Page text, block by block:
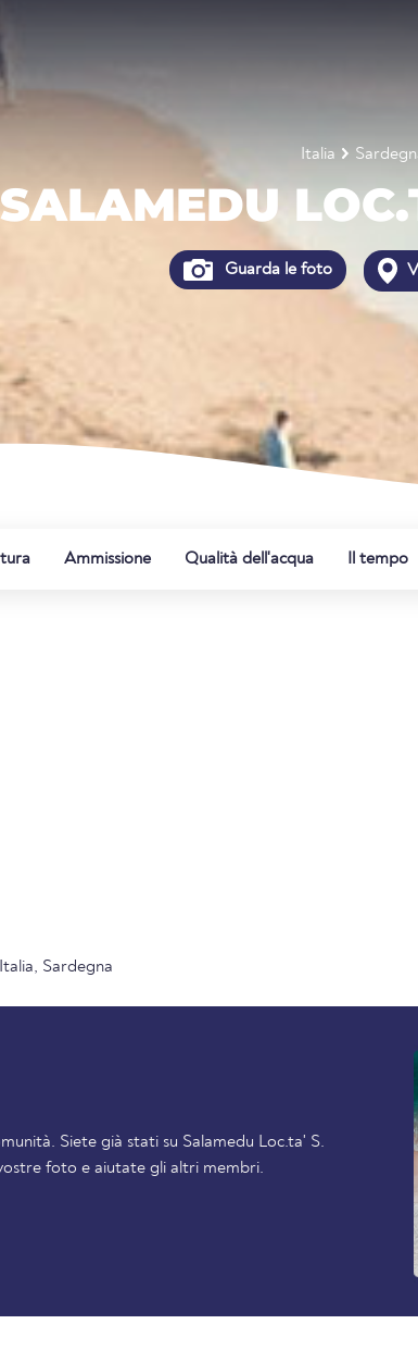
Italia
SALAMEDU
Guarda le foto
Ammissione Qualità dell'acqua Il tempo
Sardegna
Siete già stati su Salamedu Loc.ta' S.
foto e aiutate gli altri membri.